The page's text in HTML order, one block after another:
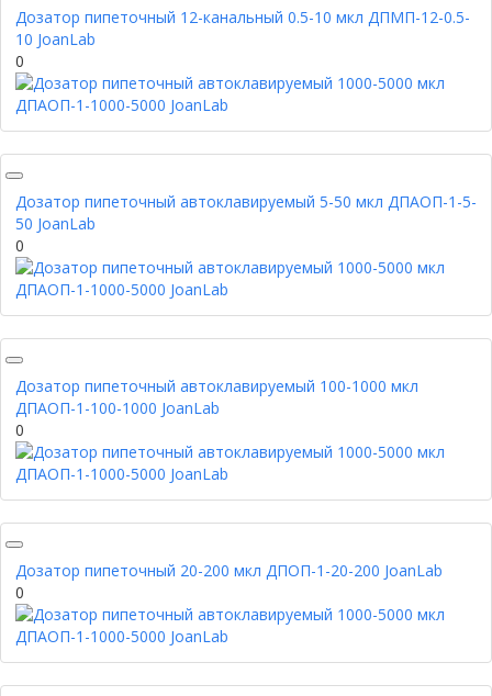
Дозатор пипеточный 12-канальный 0.5-10 мкл ДПМП-12-0.5-
10 JoanLab
0
Дозатор пипеточный автоклавируемый 5-50 мкл ДПАОП-1-5-
50 JoanLab
0
Дозатор пипеточный автоклавируемый 100-1000 мкл
ДПАОП-1-100-1000 JoanLab
0
Дозатор пипеточный 20-200 мкл ДПОП-1-20-200 JoanLab
0